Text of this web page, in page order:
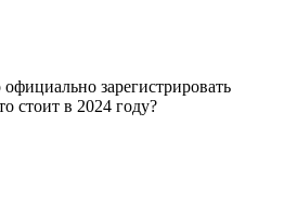
зарегистрировать
стоит в 2024 году?